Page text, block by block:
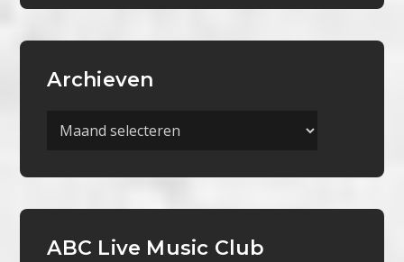
Archieven
Archieven
ABC Live Music Club